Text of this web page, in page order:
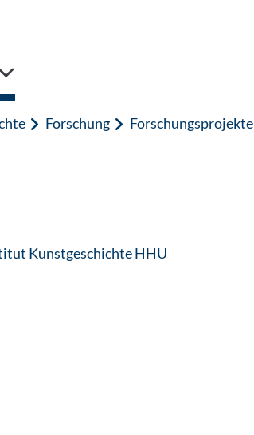
Forschung Forschungsprojekte
Kunstgeschichte HHU